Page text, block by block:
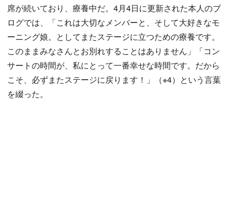
席が続いており、療養中だ。4月4日に更新された本人のブ
ログでは、「これは大切なメンバーと、そして大好きなモ
ーニング娘。としてまたステージに立つための療養です。
このままみなさんとお別れすることはありません」「コン
サートの時間が、私にとって一番幸せな時間です。だから
こそ、必ずまたステージに戻ります！」（※4）という言葉
を綴った。